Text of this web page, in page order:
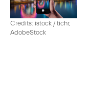
Credits: istock / tichr,
AdobeStock